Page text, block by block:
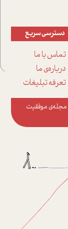
دسترسی سریع
تماس با ما
درباره‌ی ما
تعرفه تبلیغات
مجله‌ی موفقیت